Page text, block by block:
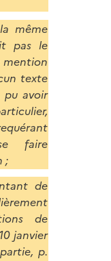
même
pas le
mention
texte
pu avoir
faire
;
de
de
janvier
p.